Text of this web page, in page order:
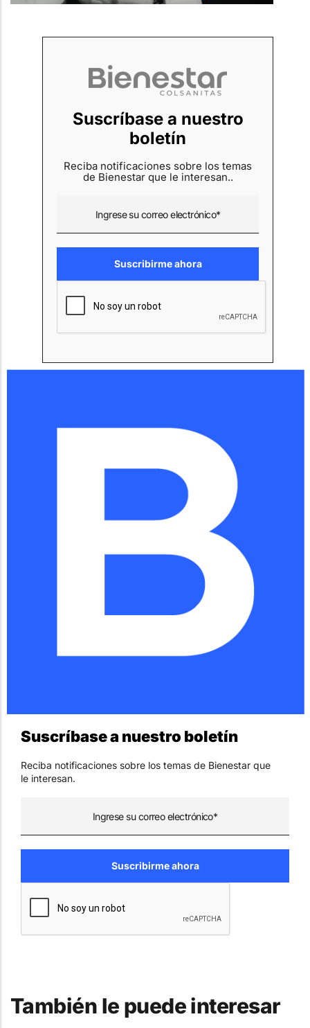
Suscríbase a nuestro
boletín
Reciba notificaciones sobre los temas
de Bienestar que le interesan..
Suscríbase a nuestro boletín
Reciba notificaciones sobre los temas de Bienestar que
le interesan.
También le puede interesar